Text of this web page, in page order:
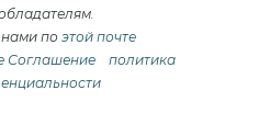
нами по этой почте
Соглашение
политика